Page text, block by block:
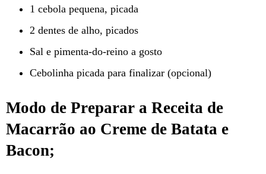
1 cebola pequena, picada
2 dentes de alho, picados
Sal e pimenta-do-reino a gosto
Cebolinha picada para finalizar (opcional)
Modo de Preparar a Receita de
Macarrão ao Creme de Batata e
Bacon;